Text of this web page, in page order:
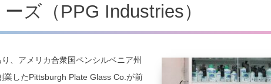
ズ（PPG Industries）
、アメリカ合衆国ペンシルベニア州
業したPittsburgh Plate Glass Co.が前